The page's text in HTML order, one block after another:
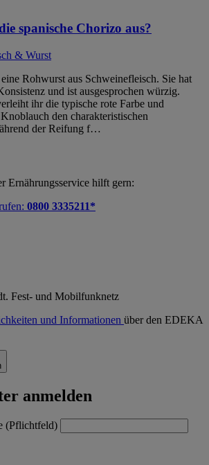
spanische Chorizo aus?
& Wurst
Rohwurst aus Schweinefleisch. Sie hat
und ist ausgesprochen würzig.
ihr die typische rote Farbe und
den charakteristischen
der Reifung f…
Ernährungsservice hilft gern:
0800 3335211*
Fest- und Mobilfunknetz
und Informationen über den EDEKA
anmelden
(Pflichtfeld)